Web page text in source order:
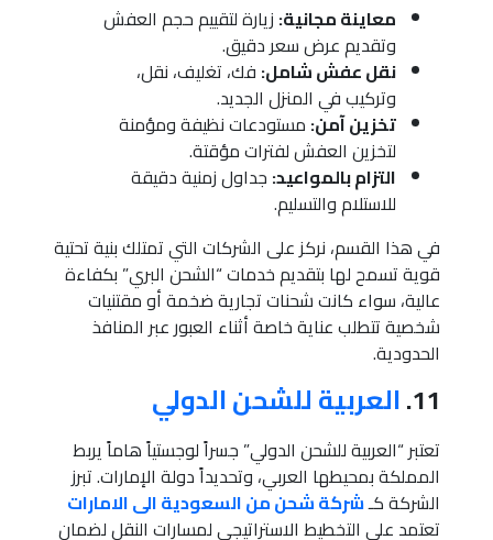
معاينة مجانية: زيارة لتقييم حجم العفش
وتقديم عرض سعر دقيق.
نقل عفش شامل: فك، تغليف، نقل،
وتركيب في المنزل الجديد.
تخزين آمن: مستودعات نظيفة ومؤمنة
لتخزين العفش لفترات مؤقتة.
التزام بالمواعيد: جداول زمنية دقيقة
للاستلام والتسليم.
في هذا القسم، نركز على الشركات التي تمتلك بنية تحتية
قوية تسمح لها بتقديم خدمات “الشحن البري” بكفاءة
عالية، سواء كانت شحنات تجارية ضخمة أو مقتنيات
شخصية تتطلب عناية خاصة أثناء العبور عبر المنافذ
الحدودية.
11. العربية للشحن الدولي
تعتبر “العربية للشحن الدولي” جسراً لوجستياً هاماً يربط
المملكة بمحيطها العربي، وتحديداً دولة الإمارات. تبرز
الشركة كـشركة شحن من السعودية الى الامارات
تعتمد على التخطيط الاستراتيجي لمسارات النقل لضمان